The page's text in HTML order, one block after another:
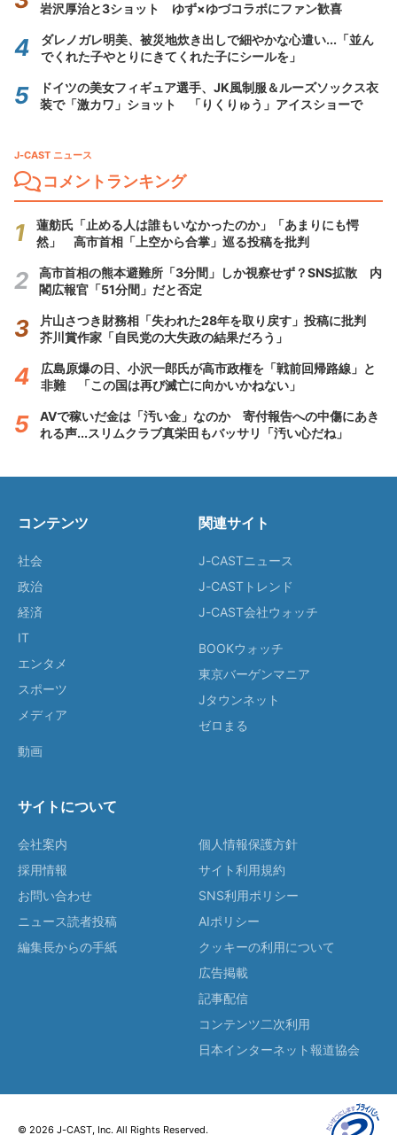
岩沢厚治と3ショット ゆず×ゆづコラボにファン歓喜
ダレノガレ明美、被災地炊き出しで細やかな心遣い...「並ん
でくれた子やとりにきてくれた子にシールを」
ドイツの美女フィギュア選手、JK風制服＆ルーズソックス衣
装で「激カワ」ショット 「りくりゅう」アイスショーで
J-CAST ニュース
コメントランキング
蓮舫氏「止める人は誰もいなかったのか」「あまりにも愕
然」 高市首相「上空から合掌」巡る投稿を批判
高市首相の熊本避難所「3分間」しか視察せず？SNS拡散 内
閣広報官「51分間」だと否定
片山さつき財務相「失われた28年を取り戻す」投稿に批判
芥川賞作家「自民党の大失政の結果だろう」
広島原爆の日、小沢一郎氏が高市政権を「戦前回帰路線」と
非難 「この国は再び滅亡に向かいかねない」
AVで稼いだ金は「汚い金」なのか 寄付報告への中傷にあき
れる声...スリムクラブ真栄田もバッサリ「汚い心だね」
コンテンツ
社会
政治
経済
IT
エンタメ
スポーツ
メディア
動画
関連サイト
J-CASTニュース
J-CASTトレンド
J-CAST会社ウォッチ
BOOKウォッチ
東京バーゲンマニア
Jタウンネット
ゼロまる
サイトについて
会社案内
採用情報
お問い合わせ
ニュース読者投稿
編集長からの手紙
個人情報保護方針
サイト利用規約
SNS利用ポリシー
AIポリシー
クッキーの利用について
広告掲載
記事配信
コンテンツ二次利用
日本インターネット報道協会
© 2026 J-CAST, Inc. All Rights Reserved.